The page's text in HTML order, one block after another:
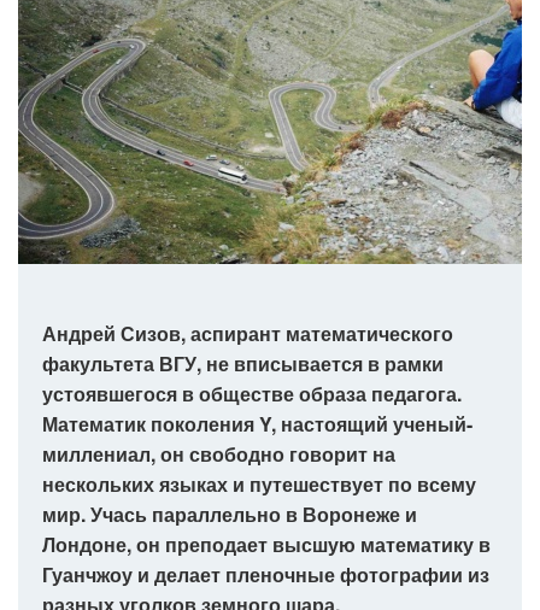
Андрей Сизов, аспирант математического
факультета ВГУ, не вписывается в рамки
устоявшегося в обществе образа педагога.
Математик поколения Y, настоящий ученый-
миллениал, он свободно говорит на
нескольких языках и путешествует по всему
мир. Учась параллельно в Воронеже и
Лондоне, он преподает высшую математику в
Гуанчжоу и делает пленочные фотографии из